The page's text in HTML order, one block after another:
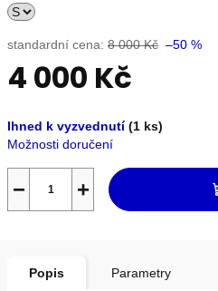
+420739230026
standardní cena: 8 000 Kč –50 %
4 000 Kč
cena:
Ihned k vyzvednutí(1 ks)
Možnosti doručení
+
−
Popis Parametry